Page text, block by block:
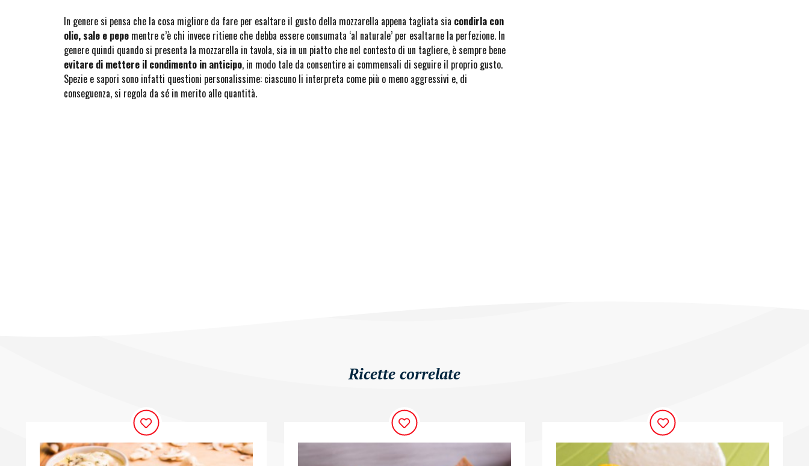
In genere si pensa che la cosa migliore da fare per esaltare il gusto della mozzarella appena tagliata sia condirla con
olio, sale e pepe mentre c’è chi invece ritiene che debba essere consumata ‘al naturale’ per esaltarne la perfezione. In
genere quindi quando si presenta la mozzarella in tavola, sia in un piatto che nel contesto di un tagliere, è sempre bene
evitare di mettere il condimento in anticipo, in modo tale da consentire ai commensali di seguire il proprio gusto.
Spezie e sapori sono infatti questioni personalissime: ciascuno li interpreta come più o meno aggressivi e, di
conseguenza, si regola da sé in merito alle quantità.
Ricette correlate